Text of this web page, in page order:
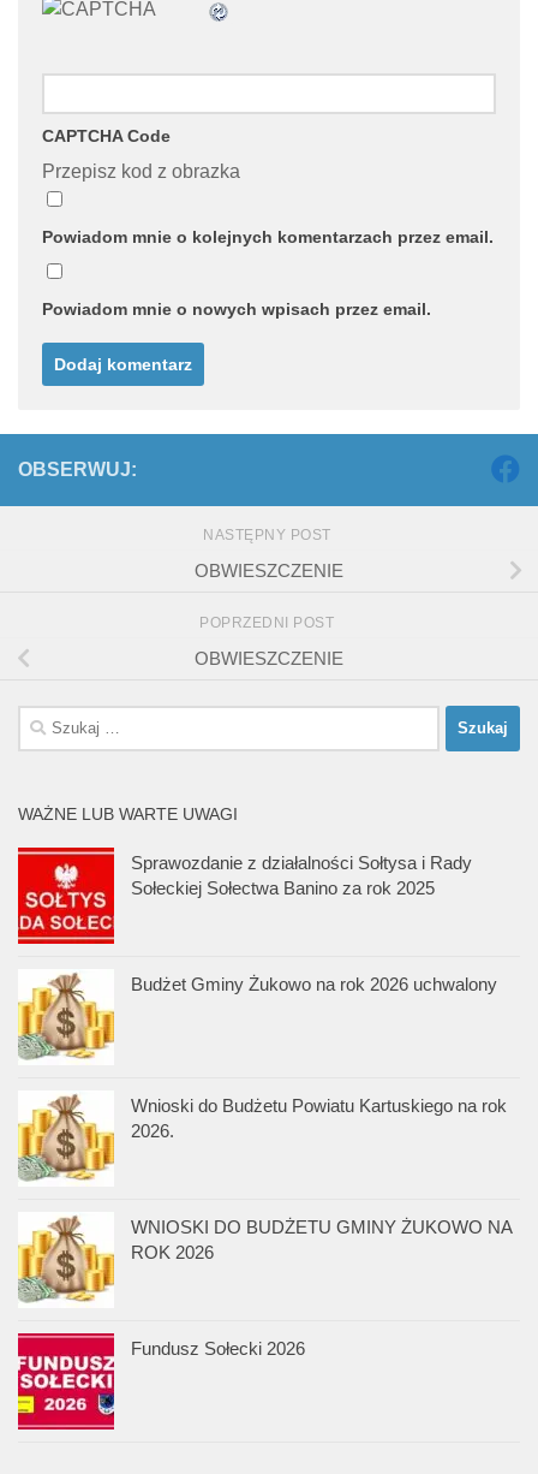
CAPTCHA Code
Przepisz kod z obrazka
Powiadom mnie o kolejnych komentarzach przez email.
Powiadom mnie o nowych wpisach przez email.
OBSERWUJ:
NASTĘPNY POST
OBWIESZCZENIE
POPRZEDNI POST
OBWIESZCZENIE
Szukaj:
WAŻNE LUB WARTE UWAGI
Sprawozdanie z działalności Sołtysa i Rady
Sołeckiej Sołectwa Banino za rok 2025
Budżet Gminy Żukowo na rok 2026 uchwalony
Wnioski do Budżetu Powiatu Kartuskiego na rok
2026.
WNIOSKI DO BUDŻETU GMINY ŻUKOWO NA
ROK 2026
Fundusz Sołecki 2026